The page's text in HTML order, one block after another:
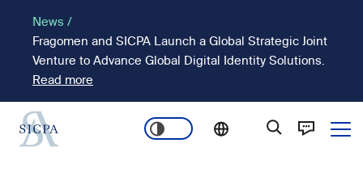
conteúdo
principal
News /
Fragomen and SICPA Launch a Global Strategic Joint
Venture to Advance Global Digital Identity Solutions.
Read more
Main